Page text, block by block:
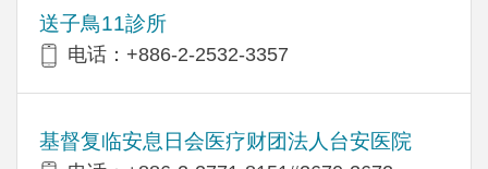
送子鳥11診所
电话：+886-2-2532-3357
基督复临安息日会医疗财团法人台安医院